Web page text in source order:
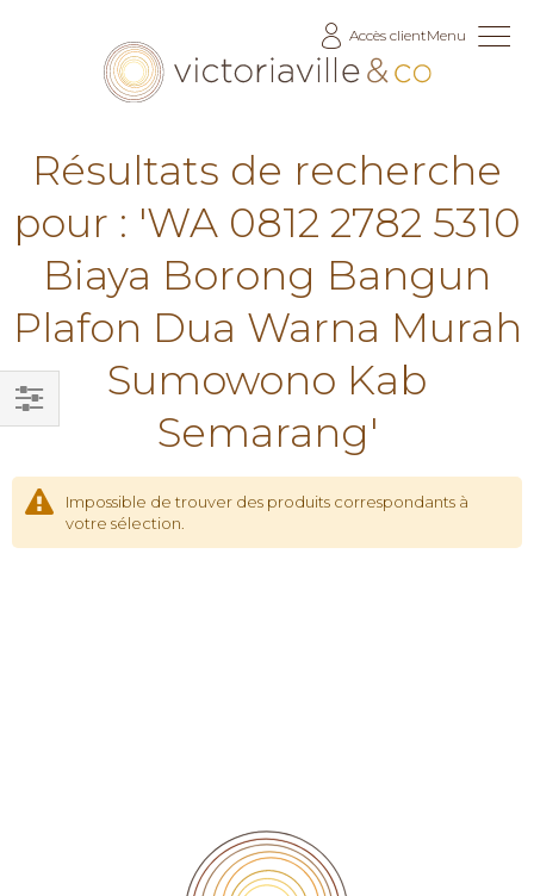
Accès clientMenu
Résultats de recherche
pour : 'WA 0812 2782 5310
Biaya Borong Bangun
Plafon Dua Warna Murah
Sumowono Kab
Semarang'
Impossible de trouver des produits correspondants à
votre sélection.
Filtrer